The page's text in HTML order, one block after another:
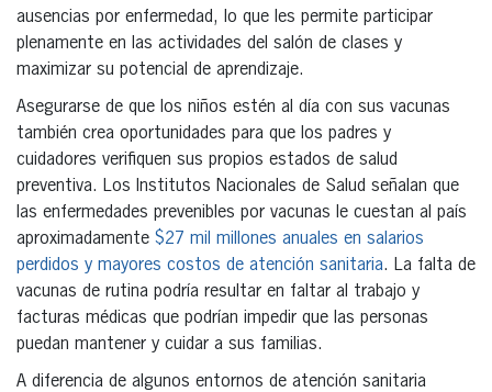
ausencias por enfermedad, lo que les permite participar
plenamente en las actividades del salón de clases y
maximizar su potencial de aprendizaje.
Asegurarse de que los niños estén al día con sus vacunas
también crea oportunidades para que los padres y
cuidadores verifiquen sus propios estados de salud
preventiva. Los Institutos Nacionales de Salud señalan que
las enfermedades prevenibles por vacunas le cuestan al país
aproximadamente $27 mil millones anuales en salarios
perdidos y mayores costos de atención sanitaria. La falta de
vacunas de rutina podría resultar en faltar al trabajo y
facturas médicas que podrían impedir que las personas
puedan mantener y cuidar a sus familias.
A diferencia de algunos entornos de atención sanitaria